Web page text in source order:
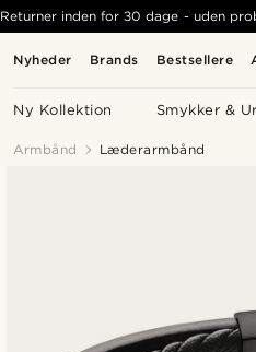
Nyheder Brands Bestsellere
Ny Kollektion Smykker &
Returner inden for 30 dage - uden
Armbånd Læderarmbånd